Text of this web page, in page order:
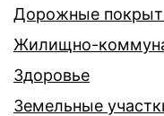
Дорожные
Жилищно-
Здоровье
Земельные